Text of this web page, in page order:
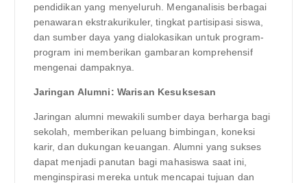
pendidikan yang menyeluruh. Menganalisis berbagai
penawaran ekstrakurikuler, tingkat partisipasi siswa,
dan sumber daya yang dialokasikan untuk program-
program ini memberikan gambaran komprehensif
mengenai dampaknya.
Jaringan Alumni: Warisan Kesuksesan
Jaringan alumni mewakili sumber daya berharga bagi
sekolah, memberikan peluang bimbingan, koneksi
karir, dan dukungan keuangan. Alumni yang sukses
dapat menjadi panutan bagi mahasiswa saat ini,
menginspirasi mereka untuk mencapai tujuan dan